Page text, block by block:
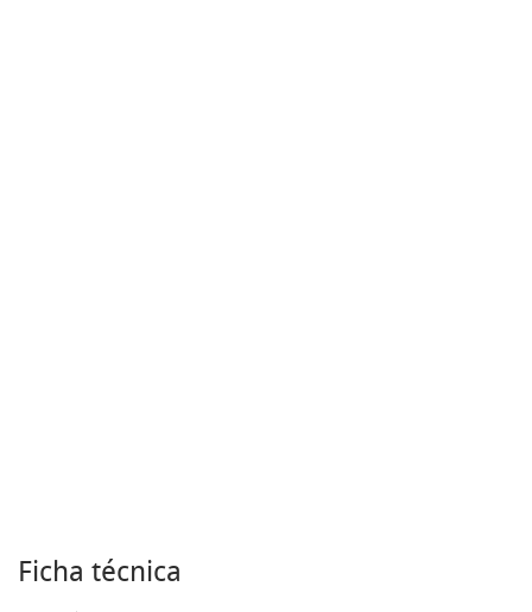
Ficha técnica